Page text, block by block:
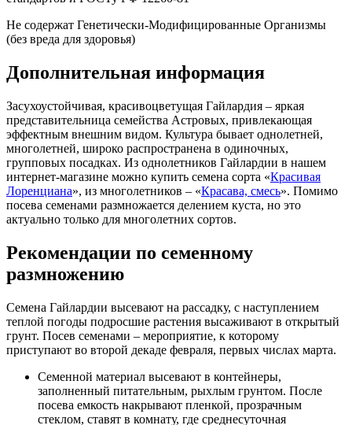
Не содержат Генетически-Модифицированные Организмы
(без вреда для здоровья)
Дополнительная информация
Засухоустойчивая, красивоцветущая Гайлардия – яркая
представительница семейства Астровых, привлекающая
эффектным внешним видом. Культура бывает однолетней,
многолетней, широко распространена в одиночных,
групповых посадках. Из однолетников Гайлардии в нашем
интернет-магазине можно купить семена сорта «Красивая
Лоренциана», из многолетников – «Красава, смесь». Помимо
посева семенами размножается делением куста, но это
актуально только для многолетних сортов.
Рекомендации по семенному
размножению
Семена Гайлардии высевают на рассадку, с наступлением
теплой погоды подросшие растения высаживают в открытый
грунт. Посев семенами – мероприятие, к которому
приступают во второй декаде февраля, первых числах марта.
Семенной материал высевают в контейнеры,
заполненный питательным, рыхлым грунтом. После
посева емкость накрывают пленкой, прозрачным
стеклом, ставят в комнату, где среднесуточная